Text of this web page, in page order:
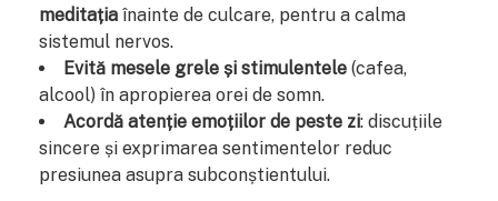
meditația înainte de culcare, pentru a calma
sistemul nervos.
Evită mesele grele și stimulentele (cafea,
alcool) în apropierea orei de somn.
Acordă atenție emoțiilor de peste zi: discuțiile
sincere și exprimarea sentimentelor reduc
presiunea asupra subconștientului.